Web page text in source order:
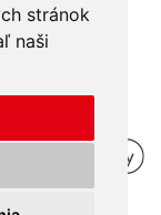
stránok
naši